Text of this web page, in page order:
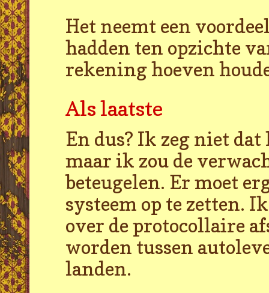
Het neemt een
hadden ten opzichte
rekening hoeven
Als laatste
En dus? Ik zeg niet
maar ik zou de
beteugelen. Er moet
systeem op te zetten.
over de protocollaire
worden tussen
landen.